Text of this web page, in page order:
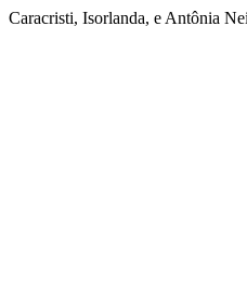
Caracristi, Isorlanda, e Antônia